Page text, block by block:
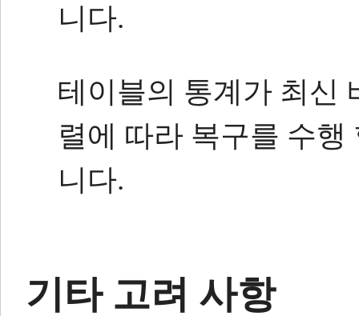
니다.
테이블의 통계가 최신
렬에 따라 복구를 수
니다.
기타 고려 사항